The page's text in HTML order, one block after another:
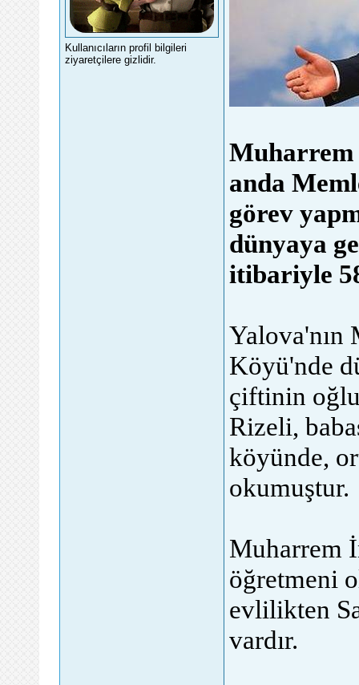
Kullanıcıların profil bilgileri
ziyaretçilere gizlidir.
Muharrem
anda
görev
dünyaya
itibariyle
Yalova'nın
Köyü'nde
çiftinin
Rizeli,
köyünde,
okumuştur.
Muharrem
öğretmeni
evlilikten
vardır.